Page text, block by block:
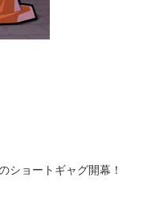
ショートギャグ開幕！